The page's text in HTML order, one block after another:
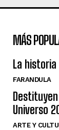
MÁS
La
FARANDULA
Universo
ARTE Y